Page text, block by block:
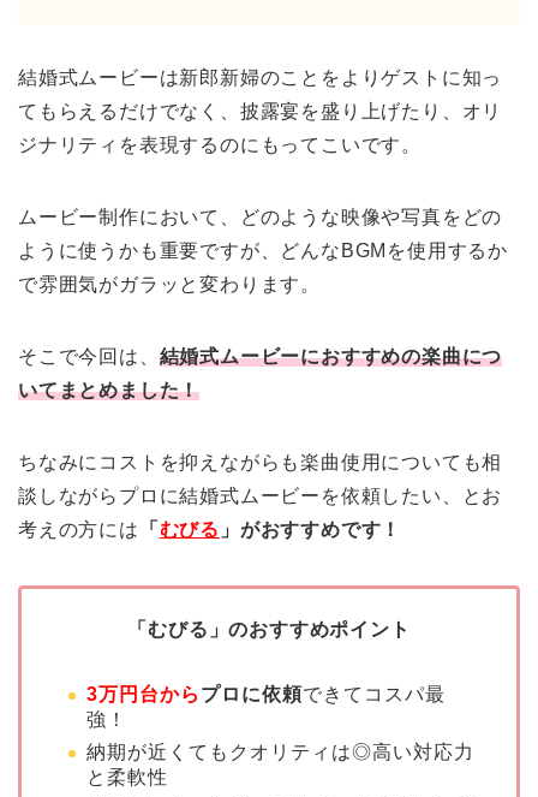
結婚式ムービーは新郎新婦のことをよりゲストに知っ
てもらえるだけでなく、披露宴を盛り上げたり、オリ
ジナリティを表現するのにもってこいです。
ムービー制作において、どのような映像や写真をどの
ように使うかも重要ですが、どんなBGMを使用するか
で雰囲気がガラッと変わります。
そこで今回は、 結婚式ムービーにおすすめの楽曲につ
いてまとめました！
ちなみにコストを抑えながらも楽曲使用についても相
談しながらプロに結婚式ムービーを依頼したい、とお
考えの方には
「 むびる 」がおすすめです！
「むびる」のおすすめポイント
3万円台から プロに依頼できてコスパ最
強！
納期が近くてもクオリティは◎高い対応力
と柔軟性